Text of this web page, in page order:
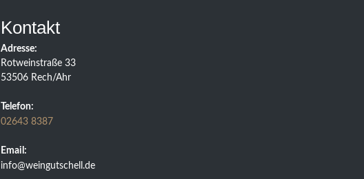
Kontakt
Adresse:
Rotweinstraße 33
53506 Rech/Ahr
Telefon:
02643 8387
Email:
info@weingutschell.de